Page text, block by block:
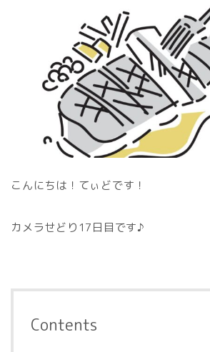
こんにちは！てぃどです！
カメラせどり17日目です♪
Contents